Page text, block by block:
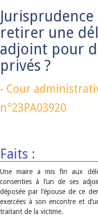
retirer une
adjoint pour
privés ?
- Cour
n°23PA03920
Faits :
Une maire a mis fin aux
consenties à l’un de ses
déposée par l’épouse de ce
exercées à son encontre et
traitant de la victime.